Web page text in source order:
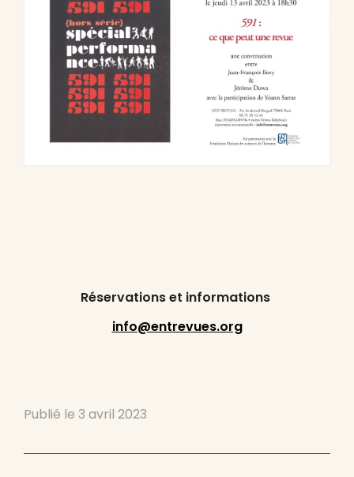
Réservations et informations
info@entrevues.org
Publié le 3 avril 2023